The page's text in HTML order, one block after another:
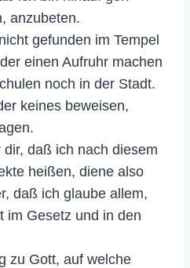
anzubeten.
gefunden im Tempel
einen Aufruhr machen
noch in der Stadt.
keines beweisen,
daß ich nach diesem
heißen, diene also
daß ich glaube allem,
im Gesetz und in den
zu Gott, auf welche